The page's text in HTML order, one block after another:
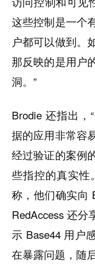
这些控制是一个
户都可以做到。
那反映的是用户
洞。”
Brodie 还指出，
据的应用非常容
经过验证的案例
些指控的真实性
称，他们确实向
RedAccess 还分
示 Base44 用户
在暴露问题，随